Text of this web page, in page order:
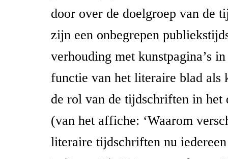
door over de doelgroep van de
zijn een onbegrepen
verhouding met kunstpagina’s
functie van het literaire blad als
de rol van de tijdschriften in
(van het affiche: ‘Waarom
literaire tijdschriften nu